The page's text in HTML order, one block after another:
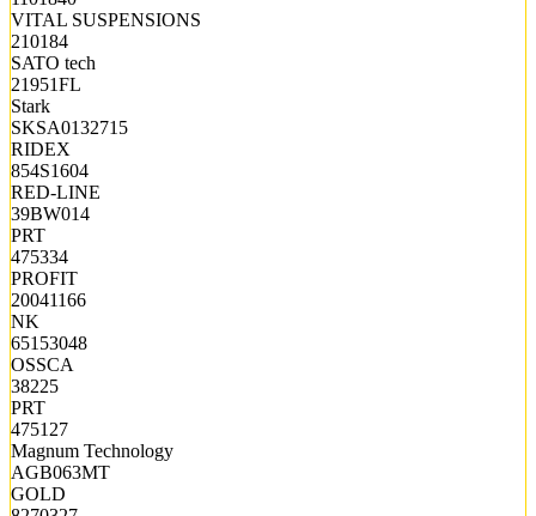
VITAL SUSPENSIONS
210184
SATO tech
21951FL
Stark
SKSA0132715
RIDEX
854S1604
RED-LINE
39BW014
PRT
475334
PROFIT
20041166
NK
65153048
OSSCA
38225
PRT
475127
Magnum Technology
AGB063MT
GOLD